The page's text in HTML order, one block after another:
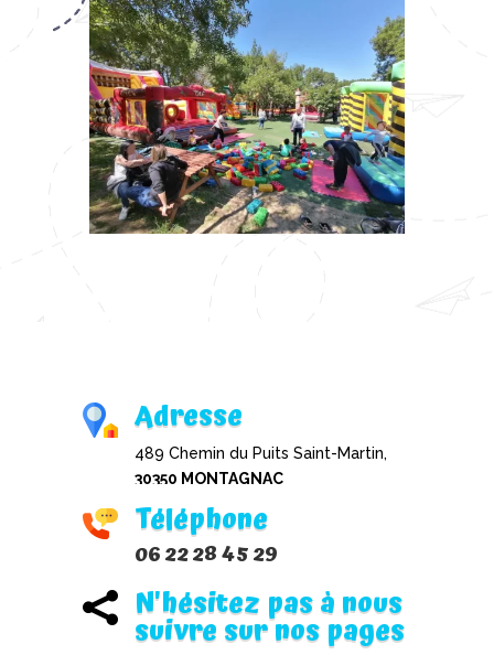
Adresse
489 Chemin du Puits Saint-Martin,
30350 MONTAGNAC
Téléphone
06 22 28 45 29
 N'hésitez pas à nous
suivre sur nos pages